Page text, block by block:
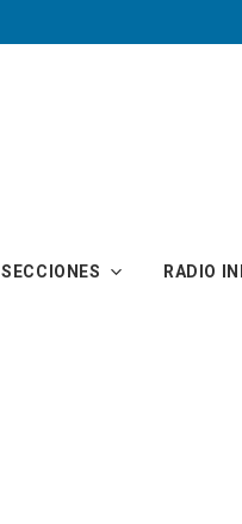
SECCIONES RADIO